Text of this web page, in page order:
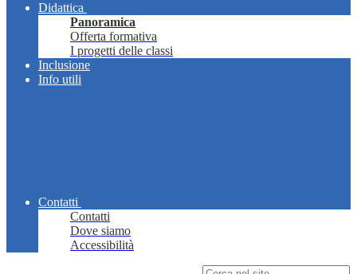
Didattica
Panoramica
Offerta formativa
I progetti delle classi
Inclusione
Info utili
Contatti
Contatti
Dove siamo
Accessibilità